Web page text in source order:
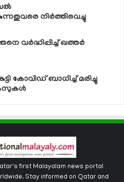
നിര്‍ത്തിവെച്ചു
വര്‍ദ്ധിപ്പിച്ച് ഖത്തര്‍
കോവിഡ് ബാധിച്ച് മരിച്ചു
first Malayalam news portal
Stay informed on Qatar and